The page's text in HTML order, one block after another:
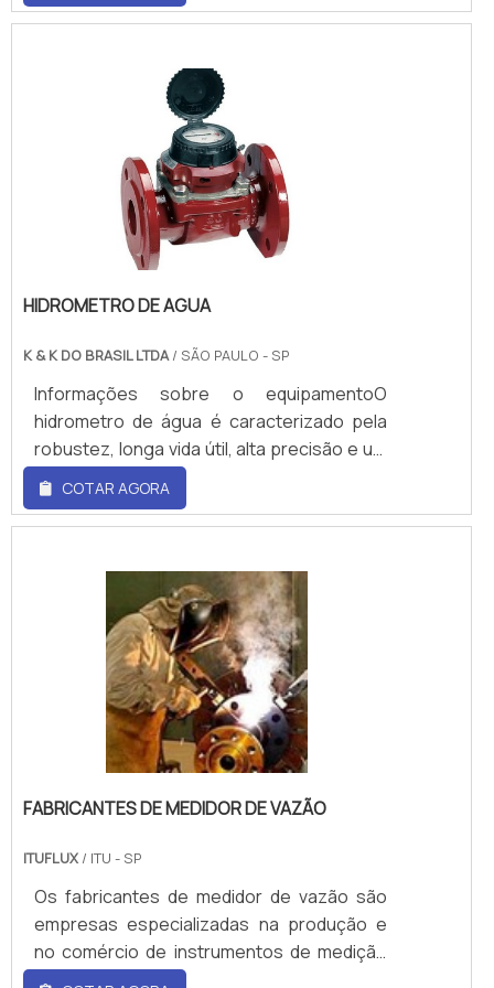
denomina-se bloco de fluxômetros.Esse
de controle de fluxo, agregado a um tubo
vertical, por meio da qual flui o gás, um
flutuador e um limitador na parte superior
do tubo. O equipamento é feito de um
material transparente, normalmente em
vidro.Benefícios e vant.
HIDROMETRO DE AGUA
K & K DO BRASIL LTDA/ SÃO PAULO - SP
Informações sobre o equipamentoO
hidrometro de água é caracterizado pela
robustez, longa vida útil, alta precisão e um
extenso range de vazão. O equipamento
não é afetado por campo magnético
externo e, assim, geradores de impulsos
danificar o lacre.Além disso, esse
equipamento é caracterizado por sua
longa extensão de range de vazão, alta
precisão e durabilidade e robustez. O item
industrial possui diversas características
para satisfazer ainda mais seus c.
COTAR AGORA
FABRICANTES DE MEDIDOR DE VAZÃO
ITUFLUX / ITU - SP
Os fabricantes de medidor de vazão são
empresas especializadas na produção e
no comércio de instrumentos de medição
altamente precisos. Medir corretamente a